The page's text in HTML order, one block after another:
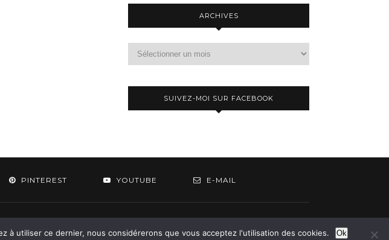
ARCHIVES
SUIVEZ-MOI SUR FACEBOOK
PINTEREST YOUTUBE E-MAIL
à utiliser ce dernier, nous considérerons que vous acceptez l'utilisation des cookies. Ok